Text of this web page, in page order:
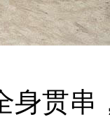
贯串